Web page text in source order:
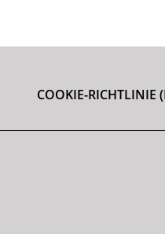
COOKIE-RICHTLINIE